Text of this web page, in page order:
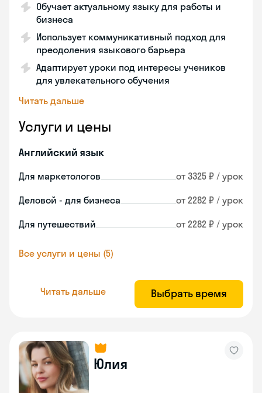
Обучает актуальному языку для работы и
бизнеса
Использует коммуникативный подход для
преодоления языкового барьера
Адаптирует уроки под интересы учеников
для увлекательного обучения
Читать дальше
Услуги и цены
Английский язык
Для маркетологов от 3325 ₽ / урок
Деловой - для бизнеса от 2282 ₽ / урок
Для путешествий от 2282 ₽ / урок
Все услуги и цены (5)
Читать дальше Выбрать время
Юлия